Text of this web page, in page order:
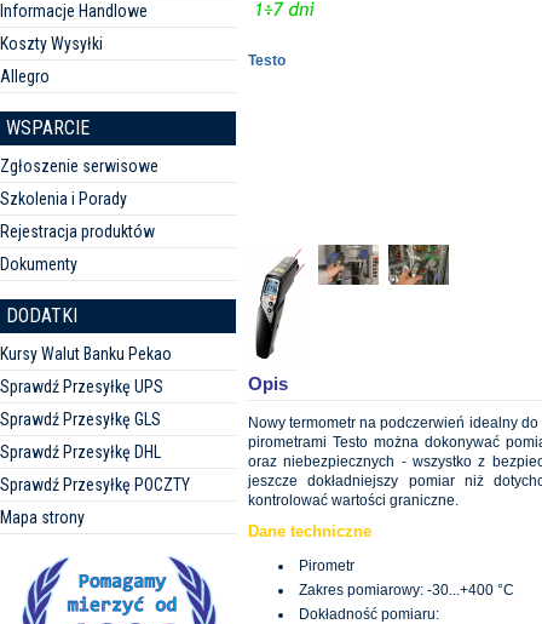
Informacje Handlowe
Koszty Wysyłki
Allegro
WSPARCIE
Zgłoszenie serwisowe
Szkolenia i Porady
Rejestracja produktów
Dokumenty
DODATKI
Kursy Walut Banku Pekao
Sprawdź Przesyłkę UPS
Sprawdź Przesyłkę GLS
Sprawdź Przesyłkę DHL
Sprawdź Przesyłkę POCZTY
Mapa strony
Testo
Opis
Nowy termometr na podczerwień idealny
pirometrami Testo można dokonywać
oraz niebezpiecznych - wszystko z
jeszcze dokładniejszy pomiar niż
kontrolować wartości graniczne.
Dane techniczne
Pirometr
Zakres pomiarowy: -30...+400 °C
Dokładność pomiaru: